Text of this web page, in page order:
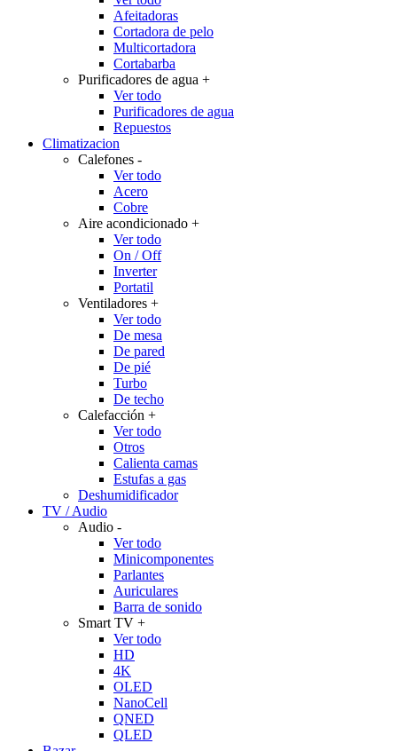
Afeitadoras
Cortadora de pelo
Multicortadora
Cortabarba
Purificadores de agua +
Ver todo
Purificadores de agua
Repuestos
Climatizacion
Calefones -
Ver todo
Acero
Cobre
Aire acondicionado +
Ver todo
On / Off
Inverter
Portatil
Ventiladores +
Ver todo
De mesa
De pared
De pié
Turbo
De techo
Calefacción +
Ver todo
Otros
Calienta camas
Estufas a gas
Deshumidificador
TV / Audio
Audio -
Ver todo
Minicomponentes
Parlantes
Auriculares
Barra de sonido
Smart TV +
Ver todo
HD
4K
OLED
NanoCell
QNED
QLED